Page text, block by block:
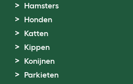
Hamsters
Honden
Katten
Kippen
Konijnen
Parkieten